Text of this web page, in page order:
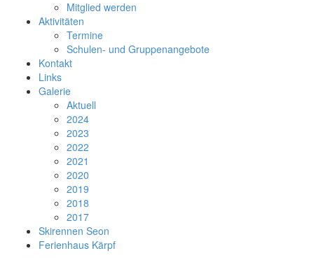
Mitglied werden
Aktivitäten
Termine
Schulen- und Gruppenangebote
Kontakt
Links
Galerie
Aktuell
2024
2023
2022
2021
2020
2019
2018
2017
Skirennen Seon
Ferienhaus Kärpf